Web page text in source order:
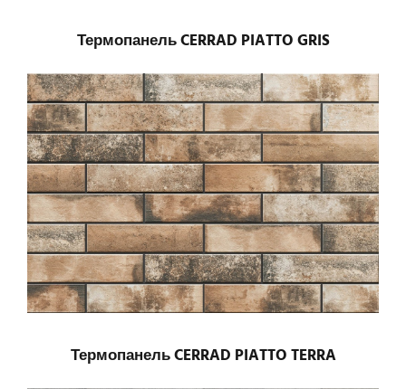
Термопанель CERRAD PIATTO GRIS
Термопанель CERRAD PIATTO TERRA